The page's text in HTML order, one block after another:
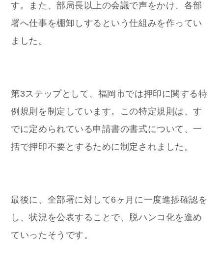
す。また、部局長以上の会議で声をかけ、各部
署へ仕事を棚卸しするという仕組みを作ってい
ました。
第3ステップとして、福岡市では押印に関する特
例規則を制定しています。この特定規則は、す
でに定められている申請書の書式について、一
括で押印不要とするために制定されました。
最後に、全部署に対して6ヶ月に一度進捗確認を
し、状況を公表することで、脱ハンコ化を進め
ていったそうです。